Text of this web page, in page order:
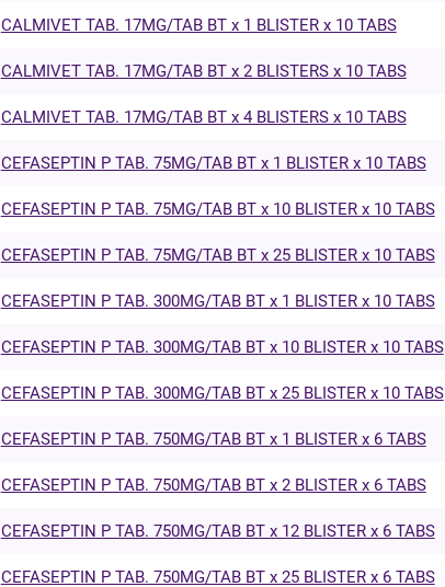
CALMIVET TAB. 17MG/TAB BT x 1 BLISTER x 10 TABS
CALMIVET TAB. 17MG/TAB BT x 2 BLISTERS x 10 TABS
CALMIVET TAB. 17MG/TAB BT x 4 BLISTERS x 10 TABS
CEFASEPTIN P TAB. 75MG/TAB BT x 1 BLISTER x 10 TABS
CEFASEPTIN P TAB. 75MG/TAB BT x 10 BLISTER x 10 TABS
CEFASEPTIN P TAB. 75MG/TAB BT x 25 BLISTER x 10 TABS
CEFASEPTIN P TAB. 300MG/TAB BT x 1 BLISTER x 10 TABS
CEFASEPTIN P TAB. 300MG/TAB BT x 10 BLISTER x 10 TABS
CEFASEPTIN P TAB. 300MG/TAB BT x 25 BLISTER x 10 TABS
CEFASEPTIN P TAB. 750MG/TAB BT x 1 BLISTER x 6 TABS
CEFASEPTIN P TAB. 750MG/TAB BT x 2 BLISTER x 6 TABS
CEFASEPTIN P TAB. 750MG/TAB BT x 12 BLISTER x 6 TABS
CEFASEPTIN P TAB. 750MG/TAB BT x 25 BLISTER x 6 TABS